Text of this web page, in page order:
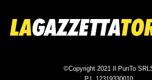
©Copyright 2021 Il PunTo